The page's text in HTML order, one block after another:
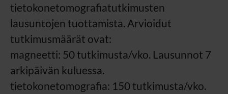
tietokonetomografiatutkimusten
lausuntojen tuottamista. Arvioidut
tutkimusmäärät ovat:
magneetti: 50 tutkimusta/vko. Lausunnot 7
arkipäivän kuluessa.
tietokonetomografia: 150 tutkimusta/vko.